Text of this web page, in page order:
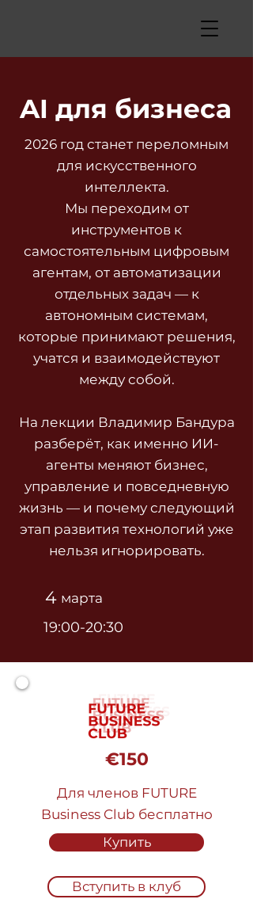
AI для бизнеса
2026 год станет переломным
для искусственного
интеллекта.
Мы переходим от
инструментов к
самостоятельным цифровым
агентам, от автоматизации
отдельных задач — к
автономным системам,
которые принимают решения,
учатся и взаимодействуют
между собой.
На лекции Владимир Бандура
разберёт, как именно ИИ-
агенты меняют бизнес,
управление и повседневную
жизнь — и почему следующий
этап развития технологий уже
нельзя игнорировать.
4 марта
19:00-20:30
€150
Для членов FUTURE
Business Club бесплатно
Купить
Вступить в клуб